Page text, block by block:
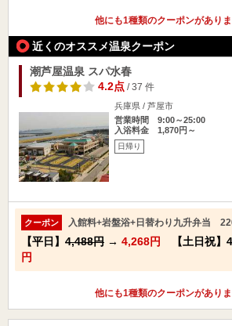
他にも1種類のクーポンがあり
近くのオススメ温泉クーポン
潮芦屋温泉 スパ水春
4.2点/ 37 件
兵庫県 / 芦屋市
営業時間 9:00～25:00
入浴料金 1,870円～
日帰り
クーポン 入館料+岩盤浴+日替わり九升弁当
【平日】 4,488円 → 4,268円 【土日祝】
円
他にも1種類のクーポンがあり